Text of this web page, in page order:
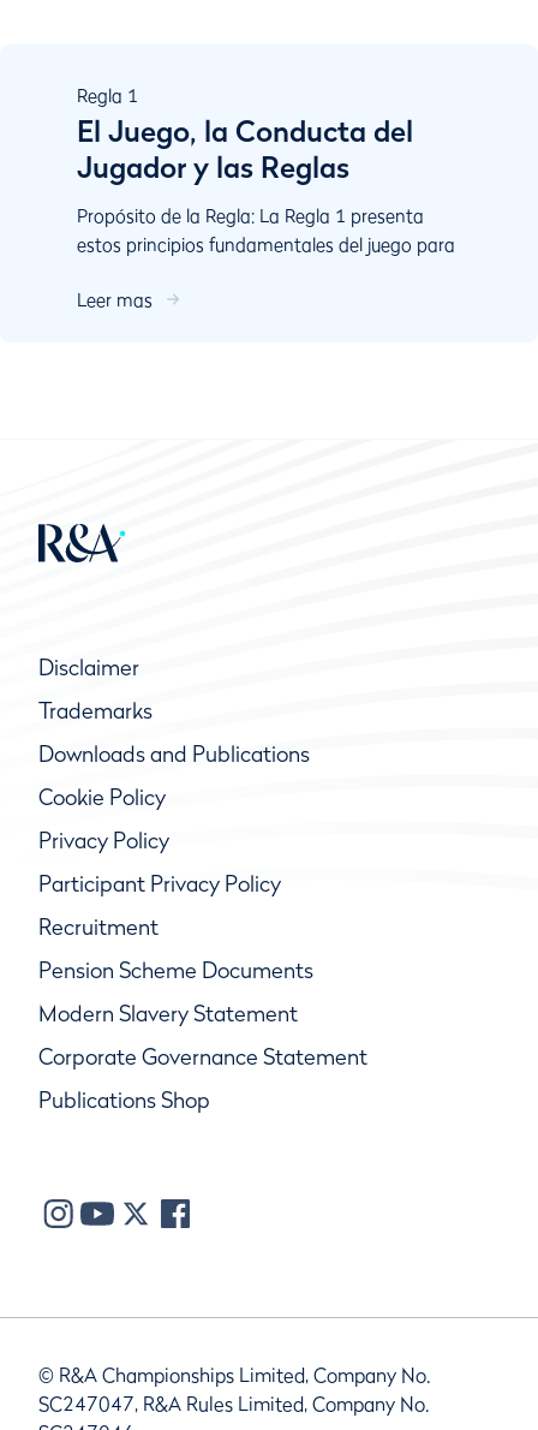
Regla 1
El Juego, la Conducta del
Jugador y las Reglas
Propósito de la Regla: La Regla 1 presenta
estos principios fundamentales del juego para
encuentra y la bola co...
Leer mas
Disclaimer
Trademarks
Downloads and Publications
Cookie Policy
Privacy Policy
Participant Privacy Policy
Recruitment
Pension Scheme Documents
Modern Slavery Statement
Corporate Governance Statement
Publications Shop
© R&A Championships Limited, Company No.
SC247047, R&A Rules Limited, Company No.